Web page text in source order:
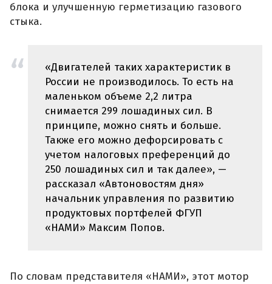
блока и улучшенную герметизацию газового
стыка.
«Двигателей таких характеристик в
России не производилось. То есть на
маленьком объеме 2,2 литра
снимается 299 лошадиных сил. В
принципе, можно снять и больше.
Также его можно дефорсировать с
учетом налоговых преференций до
250 лошадиных сил и так далее», —
рассказал «Автоновостям дня»
начальник управления по развитию
продуктовых портфелей ФГУП
«НАМИ» Максим Попов.
По словам представителя «НАМИ», этот мотор